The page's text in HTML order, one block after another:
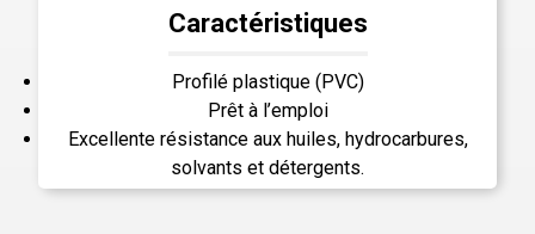
Caractéristiques
Profilé plastique (PVC)
Prêt à l’emploi
Excellente résistance aux huiles, hydrocarbures,
solvants et détergents.